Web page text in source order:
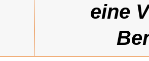
eine